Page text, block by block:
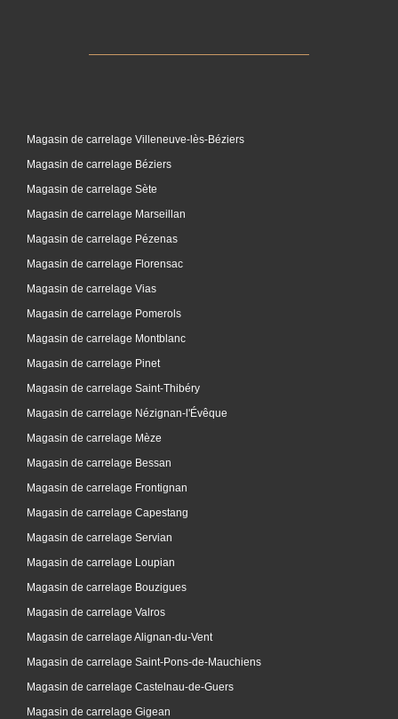
Magasin de carrelage Villeneuve-lès-Béziers
Magasin de carrelage Béziers
Magasin de carrelage Sète
Magasin de carrelage Marseillan
Magasin de carrelage Pézenas
Magasin de carrelage Florensac
Magasin de carrelage Vias
Magasin de carrelage Pomerols
Magasin de carrelage Montblanc
Magasin de carrelage Pinet
Magasin de carrelage Saint-Thibéry
Magasin de carrelage Nézignan-l'Évêque
Magasin de carrelage Mèze
Magasin de carrelage Bessan
Magasin de carrelage Frontignan
Magasin de carrelage Capestang
Magasin de carrelage Servian
Magasin de carrelage Loupian
Magasin de carrelage Bouzigues
Magasin de carrelage Valros
Magasin de carrelage Alignan-du-Vent
Magasin de carrelage Saint-Pons-de-Mauchiens
Magasin de carrelage Castelnau-de-Guers
Magasin de carrelage Gigean